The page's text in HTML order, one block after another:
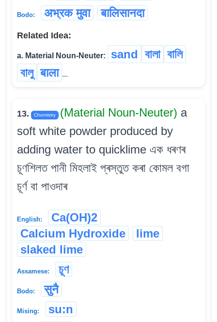
Bodo: अभ्रक मुवा बालिसानदा
Related Idea:
a. Material Noun-Neuter: sand বালা বালি
বালু बाला ...
13. Chemistry (Material Noun-Neuter) a
soft white powder produced by
adding water to quicklime এক ধৰণৰ
চূণশিলত পানী মিহলাই প্ৰস্তুত কৰা কোমল বগা
চূৰ্ণ বা পাওদাৰ
English:
Ca(OH)2
Calcium Hydroxide
lime
slaked lime
Assamese: চূণ
Bodo: सुनै
Mising: su:n